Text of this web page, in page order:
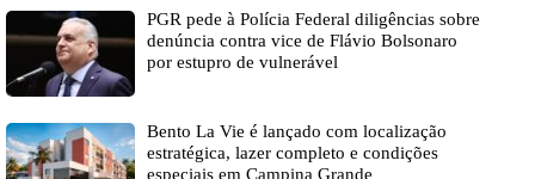
PGR pede à Polícia Federal diligências sobre
denúncia contra vice de Flávio Bolsonaro
por estupro de vulnerável
Bento La Vie é lançado com localização
estratégica, lazer completo e condições
especiais em Campina Grande